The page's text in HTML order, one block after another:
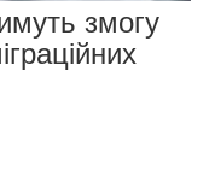
змогу